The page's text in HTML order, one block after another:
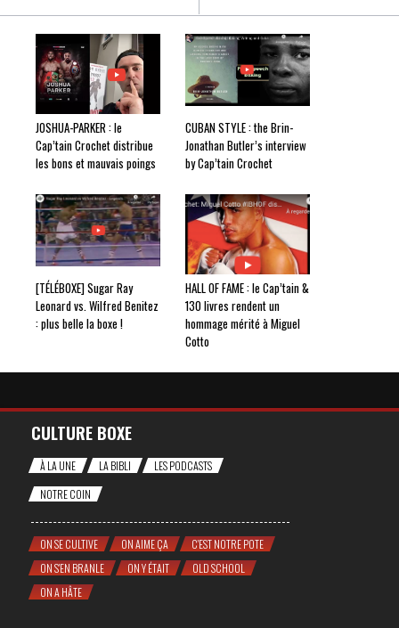
JOSHUA-PARKER : le
Cap’tain Crochet distribue
les bons et mauvais poings
CUBAN STYLE : the Brin-
Jonathan Butler’s interview
by Cap’tain Crochet
[TÉLÉBOXE] Sugar Ray
Leonard vs. Wilfred Benitez
: plus belle la boxe !
HALL OF FAME : le Cap’tain &
130 livres rendent un
hommage mérité à Miguel
Cotto
CULTURE BOXE
À LA UNE LA BIBLI
LES PODCASTS
NOTRE COIN
ON SE CULTIVE ON AIME ÇA
C'EST NOTRE POTE
ON S'EN BRANLE
ON Y ÉTAIT
OLD SCHOOL
ON A HÂTE